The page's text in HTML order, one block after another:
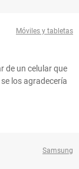
Móviles y tabletas
de un celular que
los agradecería
Samsung